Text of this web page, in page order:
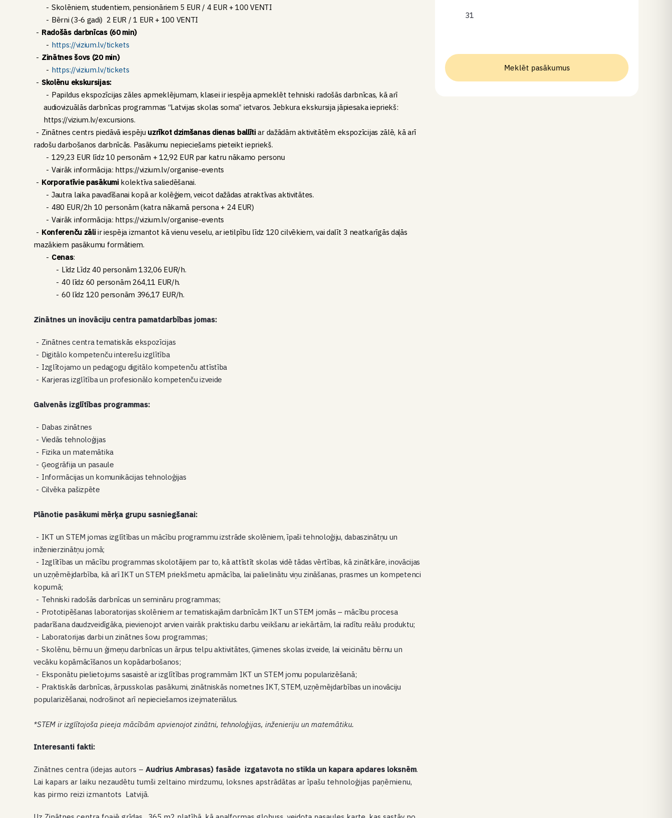
Skolēniem, studentiem, pensionāriem 5 EUR / 4 EUR + 100 VENTI
Bērni (3-6 gadi) 2 EUR / 1 EUR + 100 VENTI
Radošās darbnīcas (60 min)
https://vizium.lv/tickets
Zinātnes šovs (20 min)
https://vizium.lv/tickets
Skolēnu ekskursijas:
Papildus ekspozīcijas zāles apmeklējumam, klasei ir iespēja apmeklēt tehniski radošās darbnīcas, kā arī
audiovizuālās darbnīcas programmas “Latvijas skolas soma” ietvaros. Jebkura ekskursija jāpiesaka iepriekš:
https://vizium.lv/excursions.
Zinātnes centrs piedāvā iespēju uzrīkot dzimšanas dienas ballītiar dažādām aktivitātēm ekspozīcijas zālē, kā arī
radošu darbošanos darbnīcās. Pasākumu nepieciešams pieteikt iepriekš.
129,23 EUR līdz 10 personām + 12,92 EUR par katru nākamo personu
Vairāk informācija: https://vizium.lv/organise-events
Korporatīvie pasākumikolektīva saliedēšanai.
Jautra laika pavadīšanai kopā ar kolēģiem, veicot dažādas atraktīvas aktivitātes.
480 EUR/2h 10 personām (katra nākamā persona + 24 EUR)
Vairāk informācija: https://vizium.lv/organise-events
Konferenču zāliir iespēja izmantot kā vienu veselu, ar ietilpību līdz 120 cilvēkiem, vai dalīt 3 neatkarīgās daļās
mazākiem pasākumu formātiem.
Cenas:
Līdz Līdz 40 personām 132,06 EUR/h.
40 līdz 60 personām 264,11 EUR/h.
60 līdz 120 personām 396,17 EUR/h.
Zinātnes un inovāciju centra pamatdarbības jomas:
Zinātnes centra tematiskās ekspozīcijas
Digitālo kompetenču interešu izglītība
Izglītojamo un pedagogu digitālo kompetenču attīstība
Karjeras izglītība un profesionālo kompetenču izveide
Galvenās izglītības programmas:
Dabas zinātnes
Viedās tehnoloģijas
Fizika un matemātika
Ģeogrāfija un pasaule
Informācijas un komunikācijas tehnoloģijas
Cilvēka pašizpēte
Plānotie pasākumi mērķa grupu sasniegšanai:
IKT un STEM jomas izglītības un mācību programmu izstrāde skolēniem, īpaši tehnoloģiju, dabaszinātņu un
inženierzinātņu jomā;
Izglītības un mācību programmas skolotājiem par to, kā attīstīt skolas vidē tādas vērtības, kā zinātkāre, inovācijas
un uzņēmējdarbība, kā arī IKT un STEM priekšmetu apmācība, lai palielinātu viņu zināšanas, prasmes un kompetenci
kopumā;
Tehniski radošās darbnīcas un semināru programmas;
Prototipēšanas laboratorijas skolēniem ar tematiskajām darbnīcām IKT un STEM jomās – mācību procesa
padarīšana daudzveidīgāka, pievienojot arvien vairāk praktisku darbu veikšanu ar iekārtām, lai radītu reālu produktu;
Laboratorijas darbi un zinātnes šovu programmas;
Skolēnu, bērnu un ģimeņu darbnīcas un ārpus telpu aktivitātes, Ģimenes skolas izveide, lai veicinātu bērnu un
vecāku kopāmācīšanos un kopādarbošanos;
Eksponātu pielietojums sasaistē ar izglītības programmām IKT un STEM jomu popularizēšanā;
Praktiskās darbnīcas, ārpusskolas pasākumi, zinātniskās nometnes IKT, STEM, uzņēmējdarbības un inovāciju
popularizēšanai, nodrošinot arī nepieciešamos izejmateriālus.
*STEM ir izglītojoša pieeja mācībām apvienojot zinātni, tehnoloģijas, inženieriju un matemātiku.
Interesanti fakti:
Zinātnes centra (idejas autors –Audrius Ambrasas) fasāde izgatavota no stikla un kapara apdares loksnēm.
Lai kapars ar laiku nezaudētu tumši zeltaino mirdzumu, loksnes apstrādātas ar īpašu tehnoloģijas paņēmienu,
kas pirmo reizi izmantots Latvijā.
31
Meklēt pasākumus